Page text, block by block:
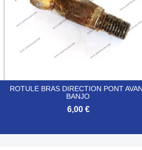
ROTULE BRAS DIRECTION PONT
BANJO
6,00 €